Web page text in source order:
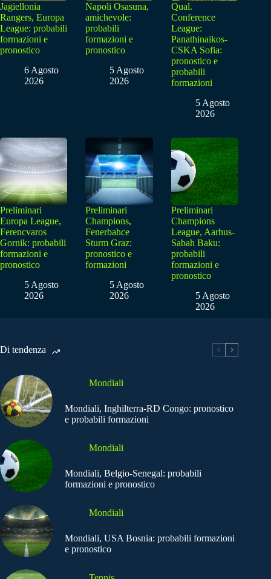
Jagiellonia
Rangers, Europa
League: probabili
formazioni e
pronostico
6 Agosto
2026
Napoli Osasuna,
amichevole:
probabili
formazioni e
pronostico
5 Agosto
2026
Qual.
Conference
League:
Panathinaikos-
CSKA Sofia:
pronostico e
probabili
formazioni
5 Agosto
2026
Preliminari
Europa League,
Ferencvaros
Gornik: probabili
formazioni e
pronostico
5 Agosto
2026
Preliminari
Champions,
Fenerbahce
Sturm Graz:
pronostico e
formazioni
5 Agosto
2026
Preliminari
Champions
League, Aarhus-
Sabah Baku:
probabili
formazioni e
pronostico
5 Agosto
2026
Di tendenza
Mondiali
Mondiali, Inghilterra-RD Congo: pronostico
e probabili formazioni
Mondiali
Mondiali, Belgio-Senegal: probabili
formazioni e pronostico
Mondiali
Mondiali, USA Bosnia: probabili formazioni
e pronostico